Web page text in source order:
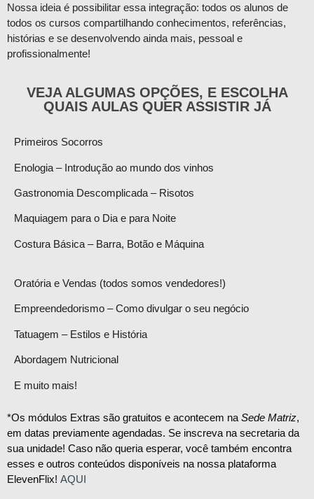
Nossa ideia é possibilitar essa integração: todos os alunos de
todos os cursos compartilhando conhecimentos, referências,
histórias e se desenvolvendo ainda mais, pessoal e
profissionalmente!
VEJA ALGUMAS OPÇÕES, E ESCOLHA
QUAIS AULAS QUER ASSISTIR JÁ
Primeiros Socorros
Enologia – Introdução ao mundo dos vinhos
Gastronomia Descomplicada – Risotos
Maquiagem para o Dia e para Noite
Costura Básica – Barra, Botão e Máquina
Oratória e Vendas (todos somos vendedores!)
Empreendedorismo – Como divulgar o seu negócio
Tatuagem – Estilos e História
Abordagem Nutricional
E muito mais!
*Os módulos Extras são gratuitos e acontecem na Sede Matriz,
em datas previamente agendadas. Se inscreva na secretaria da
sua unidade! Caso não queria esperar, você também encontra
esses e outros conteúdos disponíveis na nossa plataforma
ElevenFlix! AQUI